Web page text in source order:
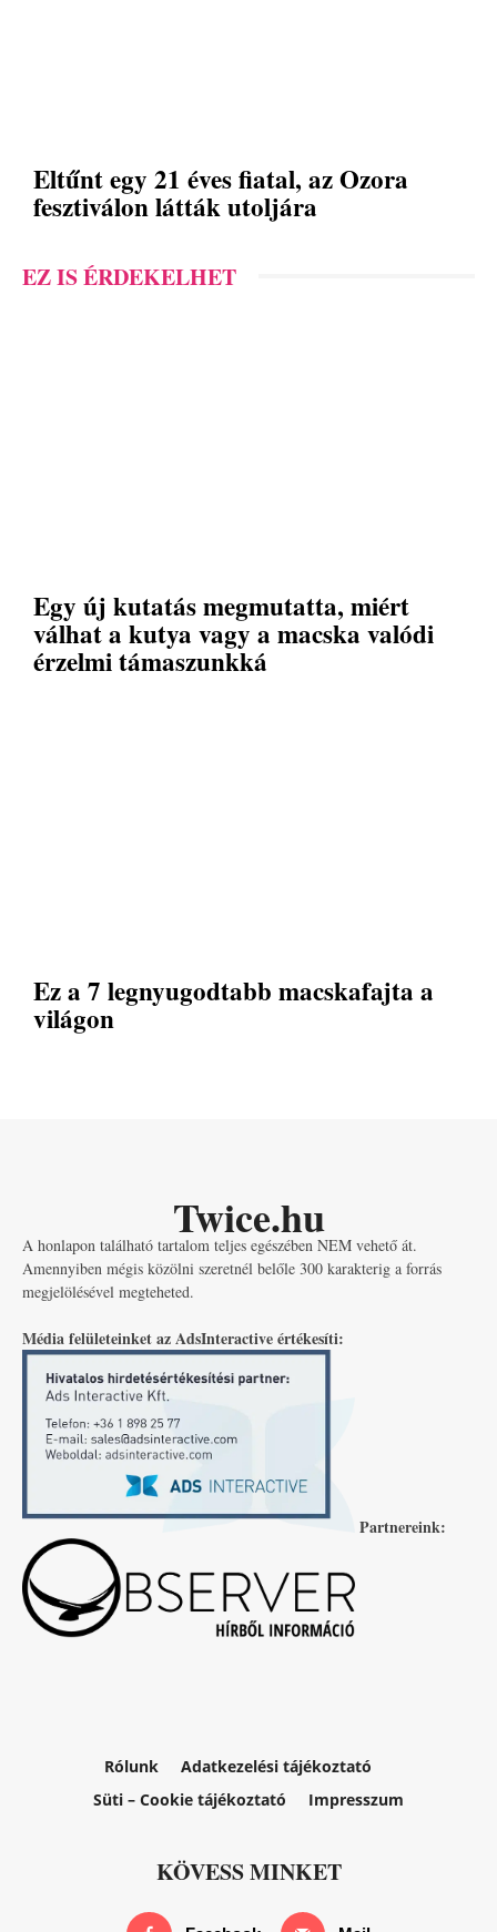
Eltűnt egy 21 éves fiatal, az Ozora
fesztiválon látták utoljára
EZ IS ÉRDEKELHET
Egy új kutatás megmutatta, miért
válhat a kutya vagy a macska valódi
érzelmi támaszunkká
Ez a 7 legnyugodtabb macskafajta a
világon
Twice.hu
A honlapon található tartalom teljes egészében NEM vehető át.
Amennyiben mégis közölni szeretnél belőle 300 karakterig a forrás
megjelölésével megteheted.
Média felületeinket az AdsInteractive értékesíti:
Partnereink:
Rólunk
Adatkezelési tájékoztató
Süti – Cookie tájékoztató
Impresszum
KÖVESS MINKET